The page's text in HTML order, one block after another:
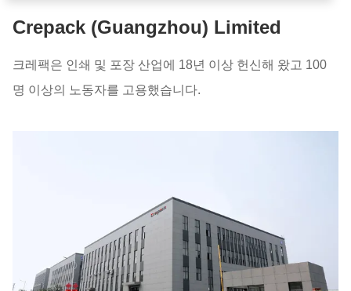
Crepack (Guangzhou) Limited
크레팩은 인쇄 및 포장 산업에 18년 이상 헌신해 왔고 100
명 이상의 노동자를 고용했습니다.